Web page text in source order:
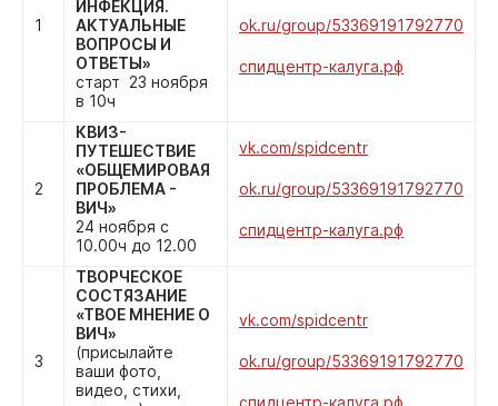
1
ИНФЕКЦИЯ.
АКТУАЛЬНЫЕ
ВОПРОСЫ И
ОТВЕТЫ»
старт 23 ноября
в 10ч
ok.ru/group/53369191792770
спидцентр-калуга.рф
2
КВИЗ-
ПУТЕШЕСТВИЕ
«ОБЩЕМИРОВАЯ
ПРОБЛЕМА -
ВИЧ»
24 ноября с
10.00ч до 12.00
vk.com/spidcentr
ok.ru/group/53369191792770
спидцентр-калуга.рф
3
ТВОРЧЕСКОЕ
СОСТЯЗАНИЕ
«ТВОЕ МНЕНИЕ О
ВИЧ»
(присылайте
ваши фото,
видео, стихи,
vk.com/spidcentr
ok.ru/group/53369191792770
спидцентр-калуга.рф